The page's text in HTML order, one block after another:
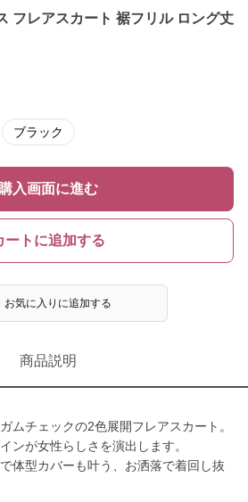
フレアスカート 裾フリル ロング丈
ブラック
購入画面に進む
ートに追加する
お気に入りに追加する
商品説明
ムチェックの2色展開フレアスカート。
ンが女性らしさを演出します。
体型カバーも叶う、お洒落で着回し抜